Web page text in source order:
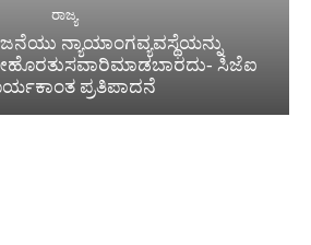
ರಾಜ್ಯ
ನ್ಯಾಯಾಂಗವ್ಯವಸ್ಥೆಯನ್ನು
ಸಿಜೆಐ
ಪ್ರತಿಪಾದನೆ